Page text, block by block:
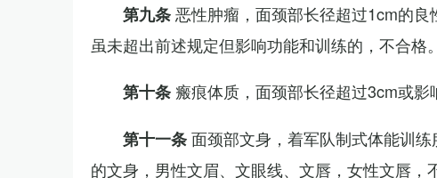
第九条恶性肿瘤，面颈部长径超过1cm的
虽未超出前述规定但影响功能和训练的，不合格。
第十条 瘢痕体质，面颈部长径超过3cm或影
第十一条面颈部文身，着军队制式体能训
的文身，男性文眉、文眼线、文唇，女性文唇，